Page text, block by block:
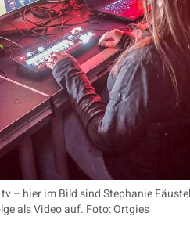
– hier im Bild sind Stephanie
als Video auf. Foto: Ortgies